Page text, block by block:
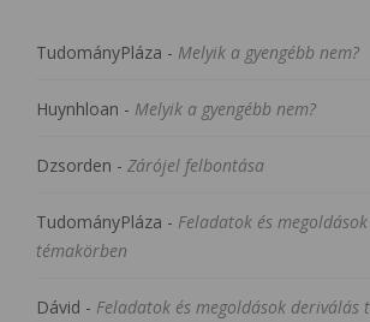
TudományPláza - Melyik a gyengébb nem?
Huynhloan - Melyik a gyengébb nem?
Dzsorden - Zárójel felbontása
TudományPláza - Feladatok és
témakörben
Dávid - Feladatok és megoldások deriválás